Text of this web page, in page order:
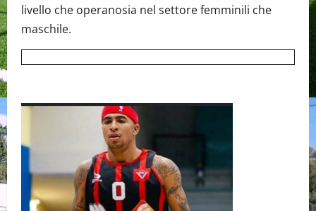
livello che operanosia nel settore femminili che
maschile.